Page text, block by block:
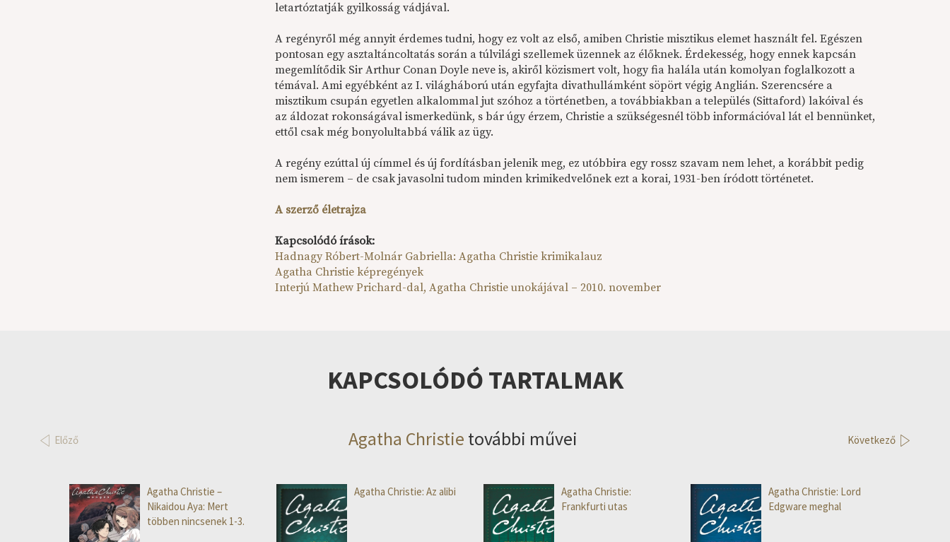
letartóztatják gyilkosság vádjával.
A regényről még annyit érdemes tudni, hogy ez volt az első, amiben Christie misztikus elemet használt fel. Egészen
pontosan egy asztaltáncoltatás során a túlvilági szellemek üzennek az élőknek. Érdekesség, hogy ennek kapcsán
megemlítődik Sir Arthur Conan Doyle neve is, akiről közismert volt, hogy fia halála után komolyan foglalkozott a
témával. Ami egyébként az I. világháború után egyfajta divathullámként söpört végig Anglián. Szerencsére a
misztikum csupán egyetlen alkalommal jut szóhoz a történetben, a továbbiakban a település (Sittaford) lakóival és
az áldozat rokonságával ismerkedünk, s bár úgy érzem, Christie a szükségesnél több információval lát el bennünket,
ettől csak még bonyolultabbá válik az ügy.
A regény ezúttal új címmel és új fordításban jelenik meg, ez utóbbira egy rossz szavam nem lehet, a korábbit pedig
nem ismerem – de csak javasolni tudom minden krimikedvelőnek ezt a korai, 1931-ben íródott történetet.
A szerző életrajza
Kapcsolódó írások:
Hadnagy Róbert-Molnár Gabriella: Agatha Christie krimikalauz
Agatha Christie képregények
Interjú Mathew Prichard-dal, Agatha Christie unokájával – 2010. november
KAPCSOLÓDÓ TARTALMAK
Előző Agatha Christie további művei Következő
Agatha Christie –
Nikaidou Aya: Mert
többen nincsenek 1-3.
Agatha Christie: Az alibi
Agatha Christie:
Frankfurti utas
Agatha Christie: Lord
Edgware meghal